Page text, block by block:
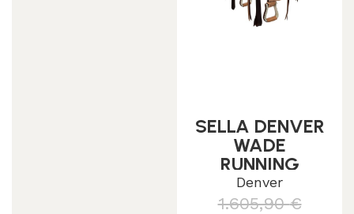
SELLA DENVER
WADE
RUNNING
ETICHETTATA
SE00540
Denver
1.605,90€